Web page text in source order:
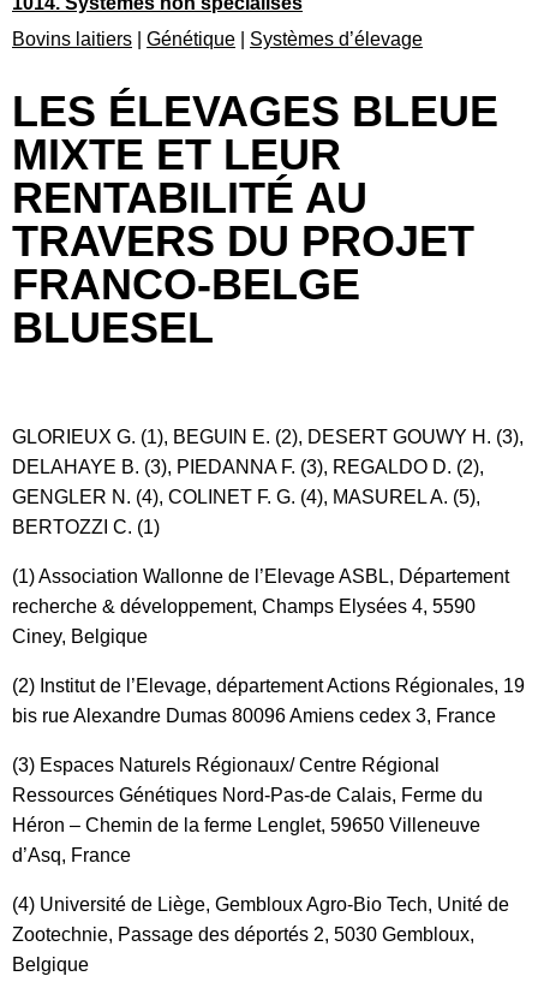
Bovins laitiers
Génétique Systèmes d’élevage
LES ÉLEVAGES BLEUE
MIXTE ET LEUR
RENTABILITÉ AU
TRAVERS DU PROJET
FRANCO-BELGE
BLUESEL
GLORIEUX G. (1), BEGUIN E. (2), DESERT GOUWY H. (3),
DELAHAYE B. (3), PIEDANNA F. (3), REGALDO D. (2),
GENGLER N. (4), COLINET F. G. (4), MASUREL A. (5),
BERTOZZI C. (1)
(1) Association Wallonne de l’Elevage ASBL, Département
recherche & développement, Champs Elysées 4, 5590
Ciney, Belgique
(2) Institut de l’Elevage, département Actions Régionales, 19
bis rue Alexandre Dumas 80096 Amiens cedex 3, France
(3) Espaces Naturels Régionaux/ Centre Régional
Ressources Génétiques Nord-Pas-de Calais, Ferme du
Héron – Chemin de la ferme Lenglet, 59650 Villeneuve
d’Asq, France
(4) Université de Liège, Gembloux Agro-Bio Tech, Unité de
Zootechnie, Passage des déportés 2, 5030 Gembloux,
Belgique